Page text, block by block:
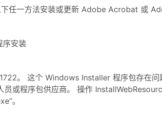
任一方法安装或更新 Adobe Acrobat 或
序安装
。 这个 Windows Installer 程序包存在
员或程序包供应商。 操作
。